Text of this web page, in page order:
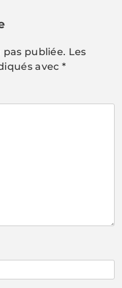
pas publiée. Les
avec *